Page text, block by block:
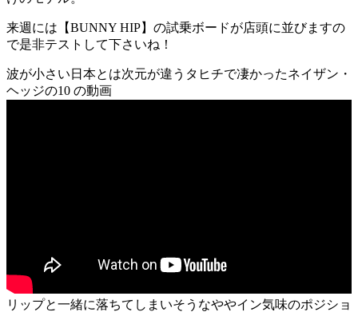
来週には【BUNNY HIP】の試乗ボードが店頭に並びますの
で是非テストして下さいね！
波が小さい日本とは次元が違うタヒチで凄かったネイザン・
ヘッジの10 の動画
リップと一緒に落ちてしまいそうなややイン気味のポジショ